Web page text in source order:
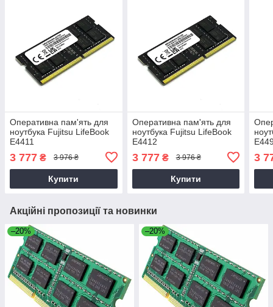
Оперативна пам'ять для
ноутбука Fujitsu LifeBook
E4411
3 777 ₴ 3 976 ₴
Купити
Оперативна пам'ять для
ноутбука Fujitsu LifeBook
E4412
3 777₴ 3 976 ₴
Купити
3
Акційні пропозиції та новинки
–20% –20%